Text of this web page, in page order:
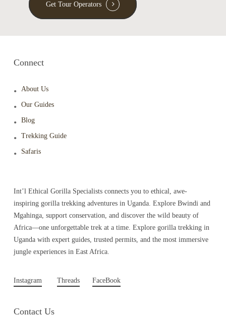
Get Tour Operators
Connect
About Us
Our Guides
Blog
Trekking Guide
Safaris
Int’l Ethical Gorilla Specialists connects you to ethical, awe-
inspiring gorilla trekking adventures in Uganda. Explore Bwindi and
Mgahinga, support conservation, and discover the wild beauty of
Africa—one unforgettable trek at a time. Explore gorilla trekking in
Uganda with expert guides, trusted permits, and the most immersive
jungle experiences in East Africa.
Instagram Threads FaceBook
Contact Us